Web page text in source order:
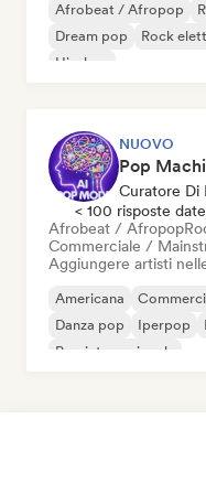
Afrobeat / Afropop
Dream pop
Rock
Hip-hop
NUOVO
Curatore Di
< 100 risposte date
Afrobeat / Afropop
Commerciale /
Aggiungere artisti
Americana
Danza pop
Iperpop
Pop internazionale